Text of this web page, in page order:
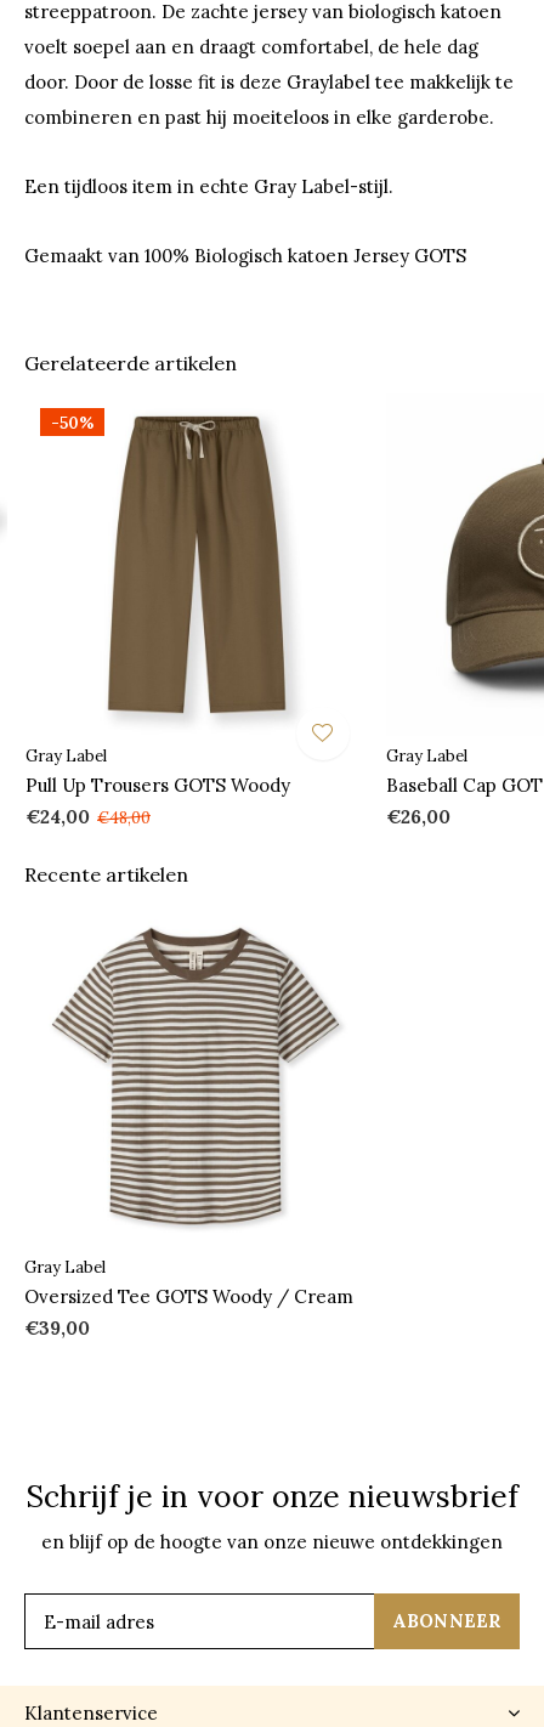
streeppatroon. De zachte jersey van biologisch katoen
voelt soepel aan en draagt comfortabel, de hele dag
door. Door de losse fit is deze Graylabel tee makkelijk te
combineren en past hij moeiteloos in elke garderobe.
Een tijdloos item in echte Gray Label-stijl.
Gemaakt van 100% Biologisch katoen Jersey GOTS
Gerelateerde artikelen
-50%
Gray Label
Pull Up Trousers GOTS Woody
€24,00 €48,00
Gray Label
Baseball Cap
€26,00
Recente artikelen
Gray Label
Oversized Tee GOTS Woody / Cream
€39,00
Schrijf je in voor onze nieuwsbrief
en blijf op de hoogte van onze nieuwe ontdekkingen
ABONNEER
Klantenservice